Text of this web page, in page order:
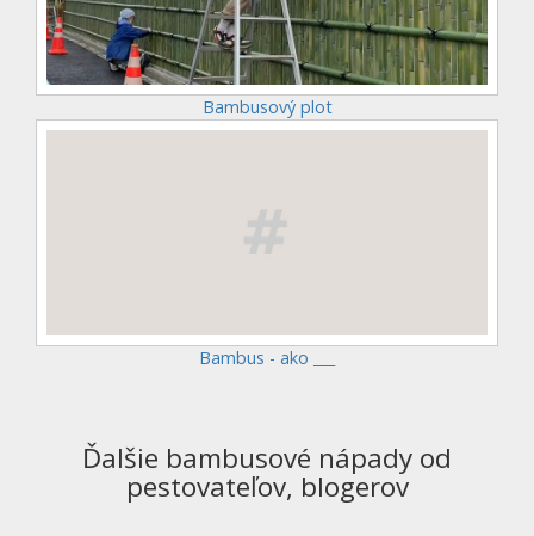
Bambusový plot
Bambus - ako ___
Ďalšie bambusové nápady od
pestovateľov, blogerov